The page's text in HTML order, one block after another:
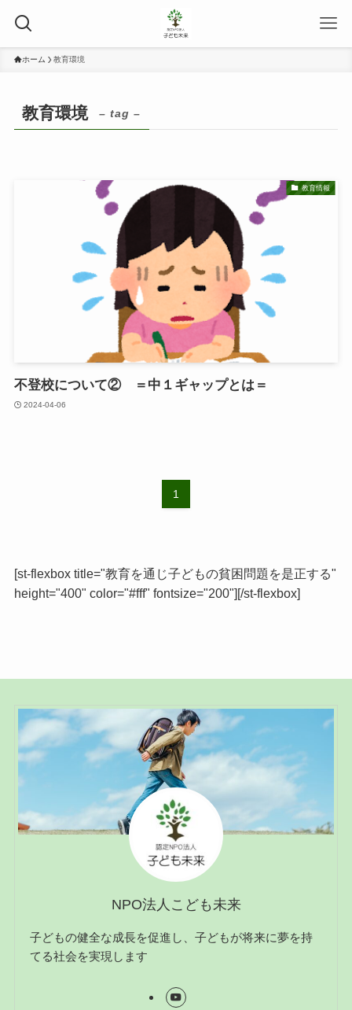
ホーム 教育環境
教育環境 – tag –
教育情報
不登校について② ＝中１ギャップとは＝
2024-04-06
1
[st-flexbox title="教育を通じ子どもの貧困問題を是正する"
height="400" color="#fff" fontsize="200"][/st-flexbox]
NPO法人こども未来
子どもの健全な成長を促進し、子どもが将来に夢を持
てる社会を実現します